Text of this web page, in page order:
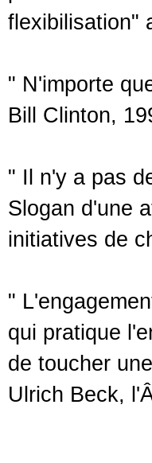
flexibilisation"
" N'importe
Bill Clinton,
" Il n'y a pas
Slogan d'une
initiatives de
"
qui pratique
de toucher
Ulrich Beck,